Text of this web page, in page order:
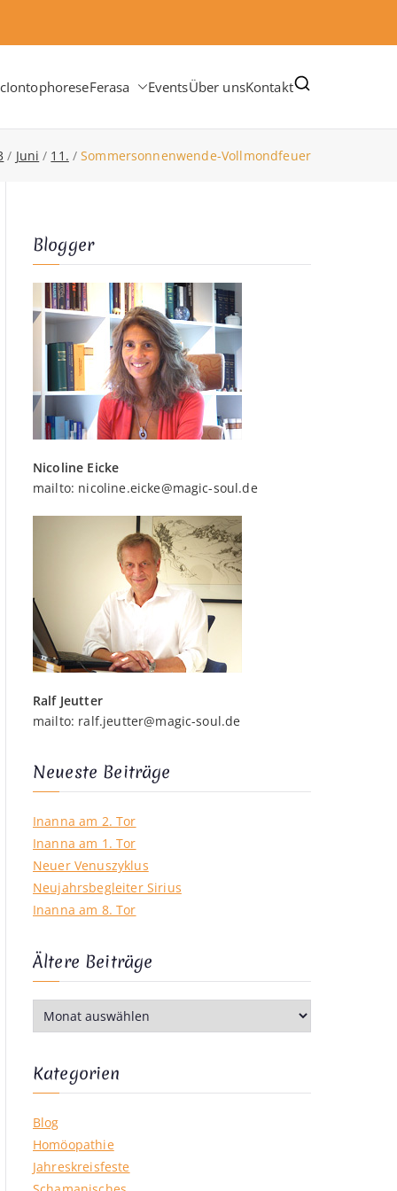
IontophoreseFerasa EventsÜber unsKontakt
Juni 11. Sommersonnenwende-Vollmondfeuer
Blogger
Nicoline Eicke
mailto: nicoline.eicke@magic-soul.de
Ralf Jeutter
mailto: ralf.jeutter@magic-soul.de
Neueste Beiträge
Inanna am 2. Tor
Inanna am 1. Tor
Neuer Venuszyklus
Neujahrsbegleiter Sirius
Inanna am 8. Tor
Ältere Beiträge
l
e
r
B
e
i
Kategorien
Blog
Homöopathie
Jahreskreisfeste